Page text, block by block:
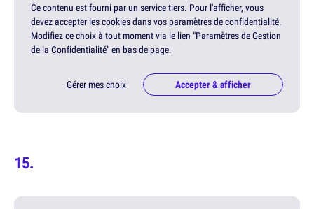
Ce contenu est fourni par un service tiers. Pour l'afficher, vous
devez accepter les cookies dans vos paramètres de confidentialité.
Modifiez ce choix à tout moment via le lien "Paramètres de Gestion
de la Confidentialité" en bas de page.
Gérer mes choix Accepter & afficher